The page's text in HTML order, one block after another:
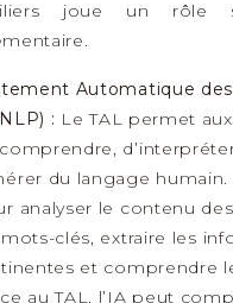
joue un rôle
Automatique
: Le TAL permet
du langage humain.
analyser le contenu
clés, extraire les
et comprendre
au TAL, l’IA peut